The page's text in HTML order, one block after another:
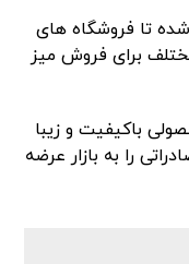
تا فروشگاه های
برای فروش میز
باکیفیت و زیبا
را به بازار عرضه